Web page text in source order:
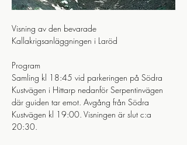
Visning av den bevarade
Kallakrigsanläggningen i Laröd
Program
Samling kl 18:45 vid parkeringen på Södra
Kustvägen i Hittarp nedanför Serpentinvägen
där guiden tar emot. Avgång från Södra
Kustvägen kl 19:00. Visningen är slut c:a
20:30.